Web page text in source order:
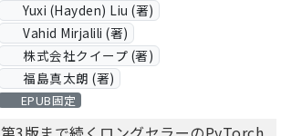
Yuxi (Hayden) Liu (著)
Vahid Mirjalili (著)
株式会社クイープ (著)
福島真太朗 (著)
EPUB固定